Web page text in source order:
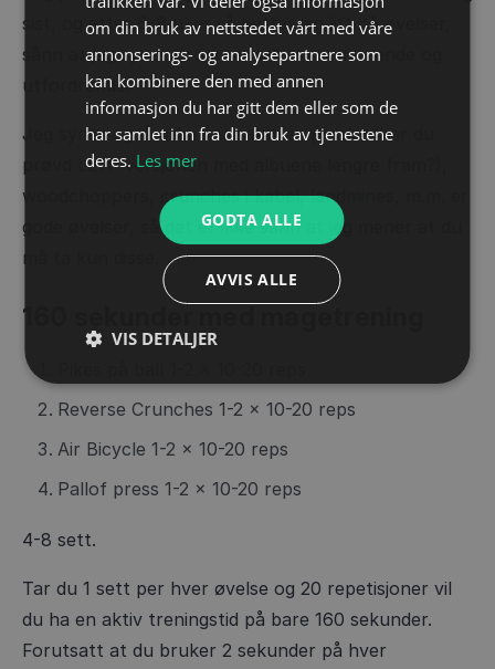
sist, og etter 6-8 uker så bytter jeg litt på øvelser,
sånn at jeg synes programmet er motiverende og
utfordrende.
Jeg synes også ulike varianter av planke (har du
prøvd LLTP versjonen med albuene lengre fram?),
woodchoppers, crunches i kabel, landmines, m.m. er
gode øvelser, så det er ikke sånn at jeg mener at du
må ta kun disse.
160 sekunder med magetrening
Reverse Crunches 1-2 x 10-20 reps
Air Bicycle 1-2 x 10-20 reps
Pallof press 1-2 x 10-20 reps
4-8 sett.
Tar du 1 sett per hver øvelse og 20 repetisjoner vil
du ha en aktiv treningstid på bare 160 sekunder.
Forutsatt at du bruker 2 sekunder på hver
om din bruk av nettstedet vårt med våre
annonserings- og analysepartnere som
kan kombinere den med annen
informasjon du har gitt dem eller som de
har samlet inn fra din bruk av tjenestene
deres. Les mer
GODTA ALLE
AVVIS ALLE
VIS DETALJER